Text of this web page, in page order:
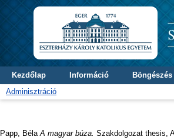
Kezdőlap Információ
Böngészés
Adminisztráció
Papp, Béla A magyar búza. Szakdolgozat thesis,